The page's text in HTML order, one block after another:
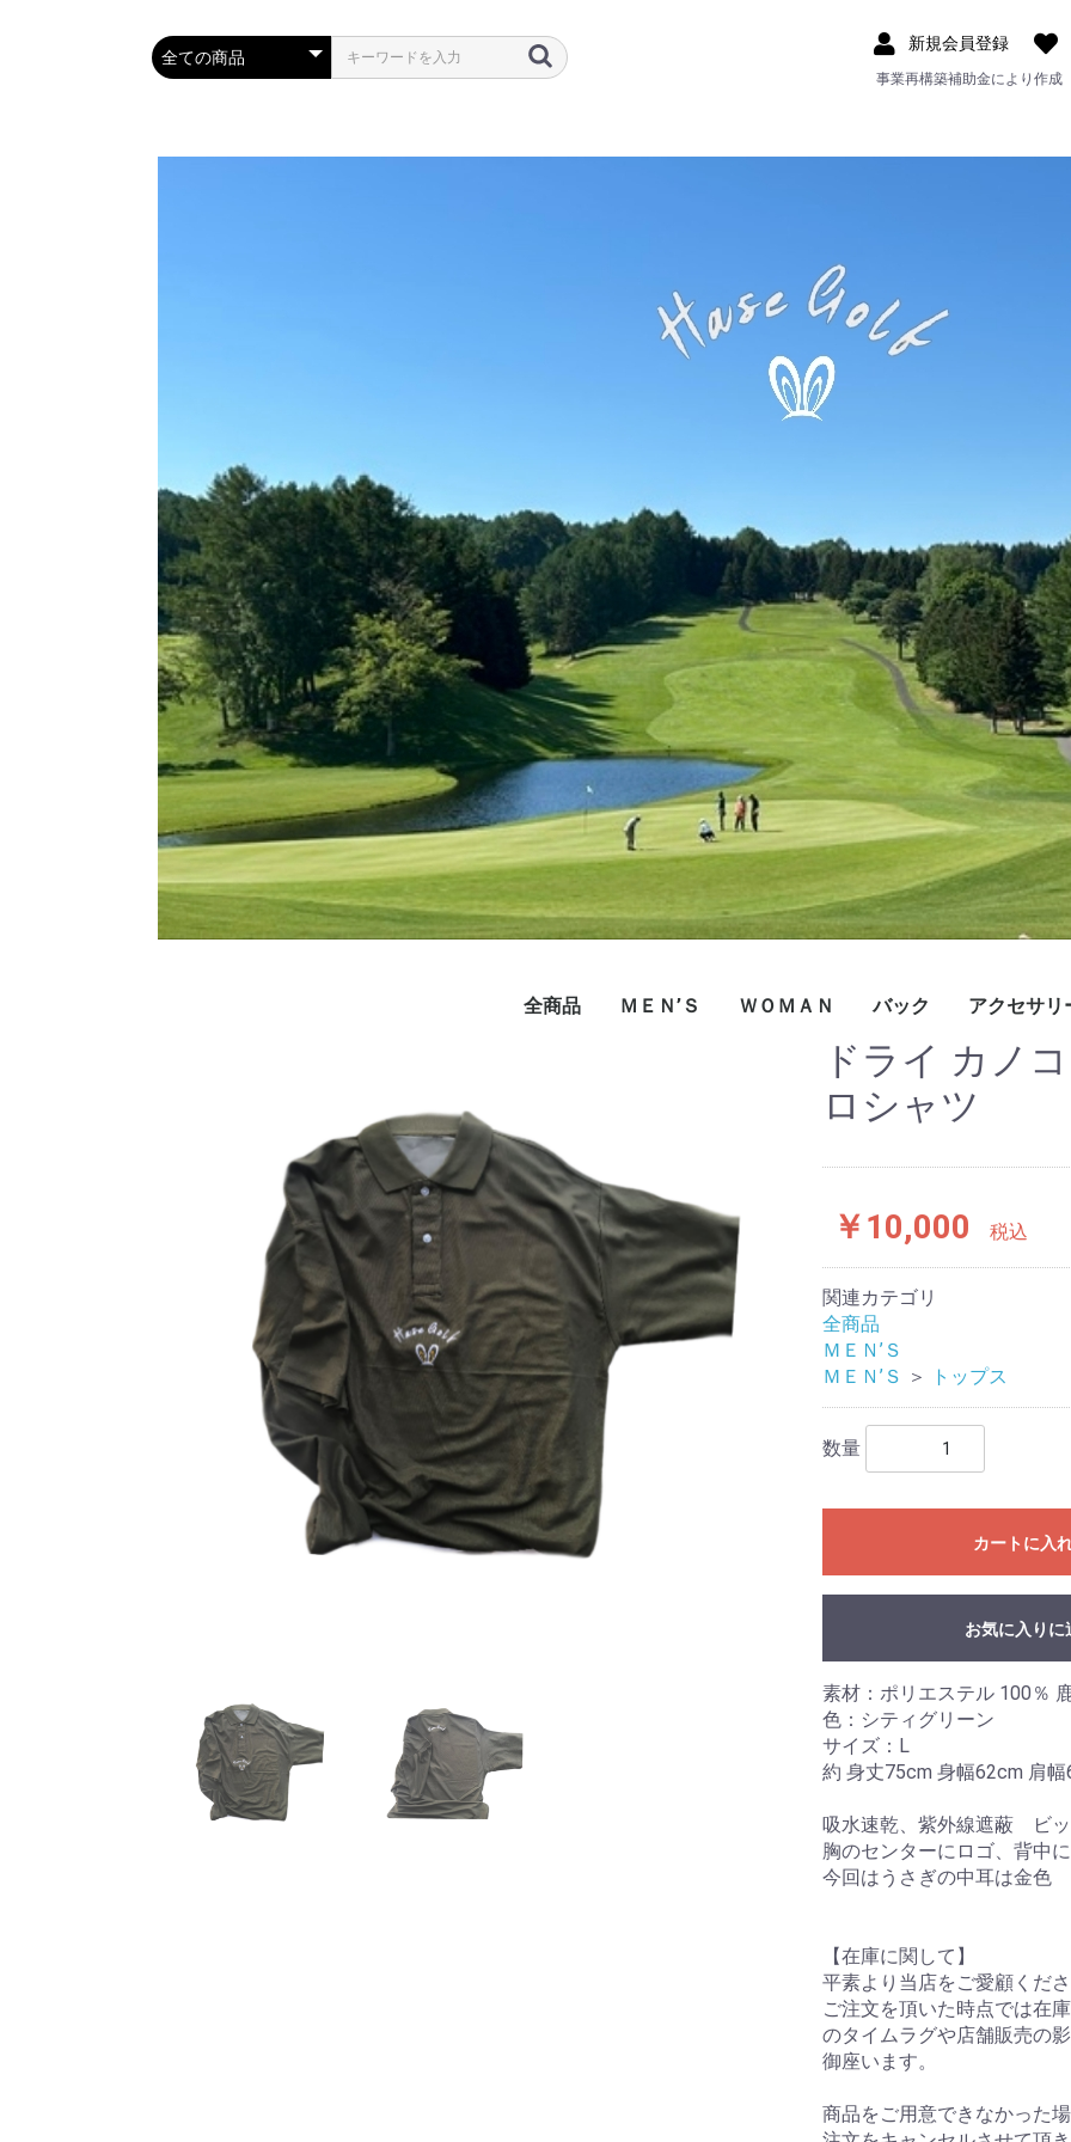
新規会員登録
事業再構築補助金により作成
全商品 ＭＥＮ’Ｓ ＷＯＭＡＮ バック アクセサリ
ドライ カノ
ロシャツ
￥10,000 税込
関連カテゴリ
全商品
ＭＥＮ’Ｓ
ＭＥＮ’Ｓ ＞ トップス
数量
カートに入
お気に入りに
素材：ポリエステル 100％
色：シティグリーン
サイズ：L
約 身丈75cm 身幅62cm 肩
吸水速乾、紫外線遮蔽 ビ
胸のセンターにロゴ、背中
今回はうさぎの中耳は金色
【在庫に関して】
平素より当店をご愛顧くだ
ご注文を頂いた時点では在
のタイムラグや店舗販売の
御座います。
商品をご用意できなかった